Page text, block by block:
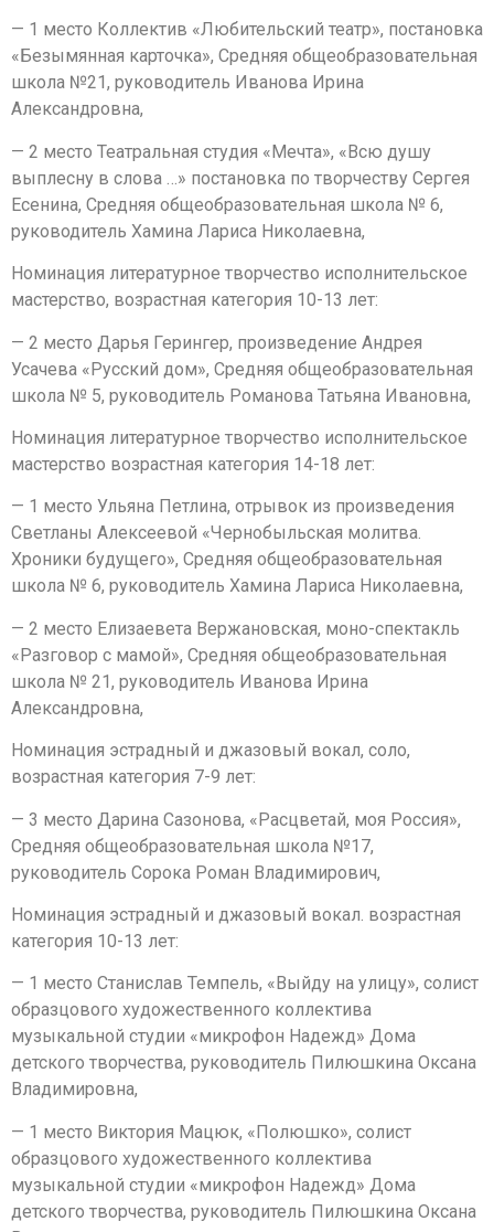
— 1 место Коллектив «Любительский театр», постановка
«Безымянная карточка», Средняя общеобразовательная
школа №21, руководитель Иванова Ирина
Александровна,
— 2 место Театральная студия «Мечта», «Всю душу
выплесну в слова …» постановка по творчеству Сергея
Есенина, Средняя общеобразовательная школа № 6,
руководитель Хамина Лариса Николаевна,
Номинация литературное творчество исполнительское
мастерство, возрастная категория 10-13 лет:
— 2 место Дарья Герингер, произведение Андрея
Усачева «Русский дом», Средняя общеобразовательная
школа № 5, руководитель Романова Татьяна Ивановна,
Номинация литературное творчество исполнительское
мастерство возрастная категория 14-18 лет:
— 1 место Ульяна Петлина, отрывок из произведения
Светланы Алексеевой «Чернобыльская молитва.
Хроники будущего», Средняя общеобразовательная
школа № 6, руководитель Хамина Лариса Николаевна,
— 2 место Елизаевета Вержановская, моно-спектакль
«Разговор с мамой», Средняя общеобразовательная
школа № 21, руководитель Иванова Ирина
Александровна,
Номинация эстрадный и джазовый вокал, соло,
возрастная категория 7-9 лет:
— 3 место Дарина Сазонова, «Расцветай, моя Россия»,
Средняя общеобразовательная школа №17,
руководитель Сорока Роман Владимирович,
Номинация эстрадный и джазовый вокал. возрастная
категория 10-13 лет:
— 1 место Станислав Темпель, «Выйду на улицу», солист
образцового художественного коллектива
музыкальной студии «микрофон Надежд» Дома
детского творчества, руководитель Пилюшкина Оксана
Владимировна,
— 1 место Виктория Мацюк, «Полюшко», солист
образцового художественного коллектива
музыкальной студии «микрофон Надежд» Дома
детского творчества, руководитель Пилюшкина Оксана